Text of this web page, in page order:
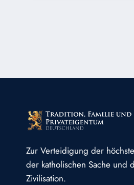
Zur Verteidigung der
der katholischen Sache und
Zivilisation.